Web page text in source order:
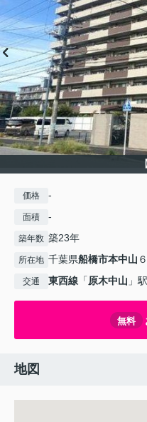
価格 -
面積 -
築年数 築23年
所在地 千葉県船橋市本中山
交通 東西線 「原木中山 」
無料
地図